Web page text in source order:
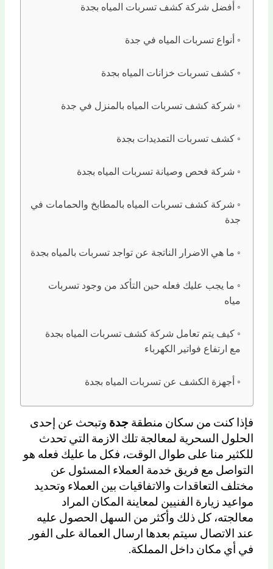
أفضل شركة كشف تسربات المياه بجدة
أنواع تسربات المياه في جدة
كشف تسربات خزانات المياه بجدة
شركة كشف تسربات المياه بالمنزل في جدة
كشف تسربات التمديدات بجدة
شركة فحص وصيانة تسربات المياه بجدة
شركة كشف تسربات المياه بالمطابخ والحمامات في
جدة
ما هي الاضرار الناتجة عن تواجد تسربات بالمياه بجدة
ما يجب عليك فعله حين التأكد من وجود تسربات
مياه
كيف يتم تعامل شركة كشف تسربات المياه بجدة
مع ارتفاع فواتير الكهرباء
أجهزة الكشف عن تسربات المياه بجدة
فإذا كنت من سكان منطقةجدة وتبحث عن إحدى
الحلول السحرية لمعالجة تلك الازمة التي تحدث
للكثير منا على طوال الوقت، فكل ما عليك فعله هو
التواصل مع فريق خدمة العملاء المسئول عن
مختلف التعاقدات والاتفاقيات بين العملاء وتحديد
مواعيد زيارة الفنيين لمعاينة المكان المراد
معالجته، كل ذلك وأكثر من السهل الحصول عليه
عند الاتصال سيتم بعدها ارسال العمالة على الفور
في أي مكان داخل المملكة.